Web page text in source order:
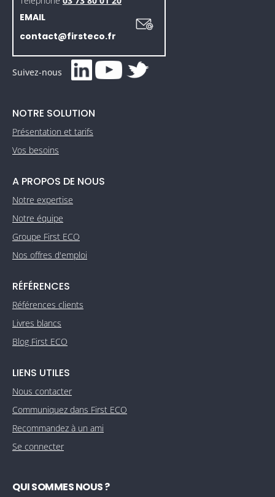
EMAIL
contact@firsteco.fr
Suivez-nous
NOTRE SOLUTION
Présentation et tarifs
Vos besoins
A PROPOS DE NOUS
Notre expertise
Notre équipe
Groupe First ECO
Nos offres d'emploi
RÉFÉRENCES
Références clients
Livres blancs
Blog First ECO
LIENS UTILES
Nous contacter
Communiquez dans First ECO
Recommandez à un ami
Se connecter
QUI SOMMES NOUS ?